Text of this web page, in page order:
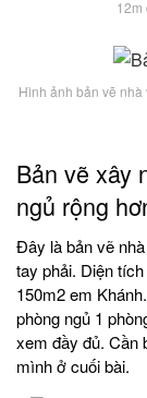
12m
Hình ảnh bản vẽ nhà
Bản vẽ xây
ngủ rộng
Đây là bản vẽ
tay phải. Diện
150m2 em
phòng ngủ 1
xem đầy đủ. Cần
mình ở cuối bài.